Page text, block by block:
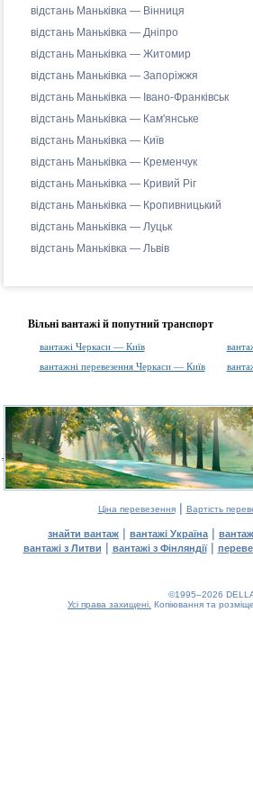
відстань Маньківка — Вінниця
відстань Маньківка — Дніпро
відстань Маньківка — Житомир
відстань Маньківка — Запоріжжя
відстань Маньківка — Івано-Франківськ
відстань Маньківка — Кам'янське
відстань Маньківка — Київ
відстань Маньківка — Кременчук
відстань Маньківка — Кривий Ріг
відстань Маньківка — Кропивницький
відстань Маньківка — Луцьк
відстань Маньківка — Львів
Вільні вантажі й попутний транспорт
вантажі Черкаси — Київ
вантажні перевезення Черкаси — Київ
Ціна перевезення| Вартість
знайти вантаж | вантажі Україна |
вантажі з Литви | вантажі з Фінляндії|
©1995–2026
Усі права захищені. Копіювання та